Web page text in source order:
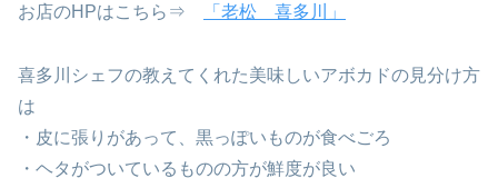
お店のHPはこちら⇒ 「老松 喜多川」
喜多川シェフの教えてくれた美味しいアボカドの見分け方
は
・皮に張りがあって、黒っぽいものが食べごろ
・ヘタがついているものの方が鮮度が良い